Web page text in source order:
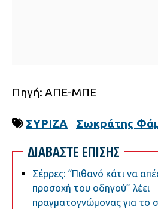
Πηγή: ΑΠΕ-ΜΠΕ
ΣΥΡΙΖΑ Σωκράτης
ΔΙΑΒΑΣΤΕ ΕΠΙΣΗΣ
Σέρρες: “Πιθανό κάτι να
προσοχή του οδηγού” λέει
πραγματογνώμονας για το